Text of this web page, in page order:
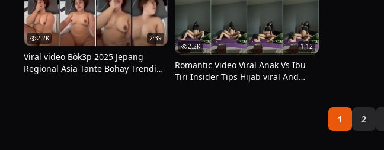
2.2K 2:39
Viral video Bök3p 2025 Jepang
Regional Asia Tante Bohay Trending
2.2K 1:12
Romantic Video Viral Anak Vs Ibu
Tiri Insider Tips Hijab viral And
1 2